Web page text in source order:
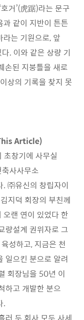
거’(虎踞)라는 문구
같이 지반이 튼튼
는 기원으로, 앞
. 이와 같은 상량 기
손된 지붕틀을 새로
상의 기록을 찾지 못
Article)
창기에 사무실
사사무소
㈜유신의 창립자이
지덕 회장의 부친께
랜 연이 있었다 한
량설계 권위자로 그
성하고, 지금은 천
일으킨 분으로 알려
회장님을 50년 이
하고 개발한 분으
.